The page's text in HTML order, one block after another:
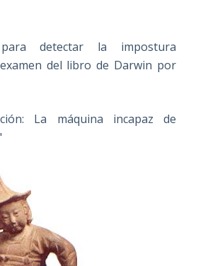
detectar la impostura
del libro de Darwin por
La máquina incapaz de